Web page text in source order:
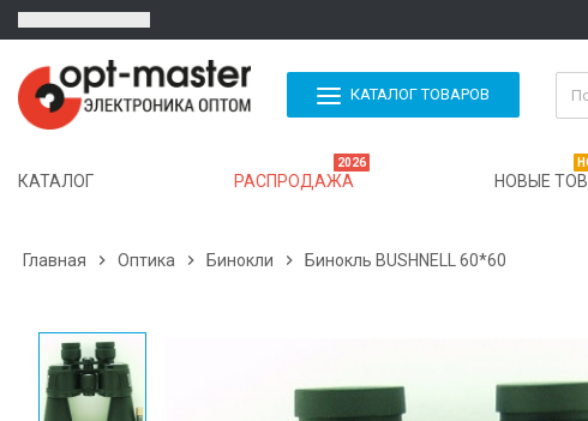
КАТАЛОГ ТОВАРОВ
КАТАЛОГ РАСПРОДАЖА
2026
НОВЫЕ
Главная  Оптика  Бинокли  Бинокль BUSHNELL 60*60